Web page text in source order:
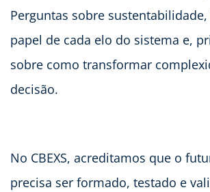
Perguntas sobre
papel de cada elo do sistema e,
sobre como transformar
decisão.
No CBEXS, acreditamos que o
precisa ser formado, testado e